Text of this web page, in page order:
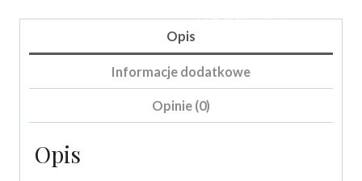
KOSZYKA
Opis
Informacje dodatkowe
Opinie (0)
Opis